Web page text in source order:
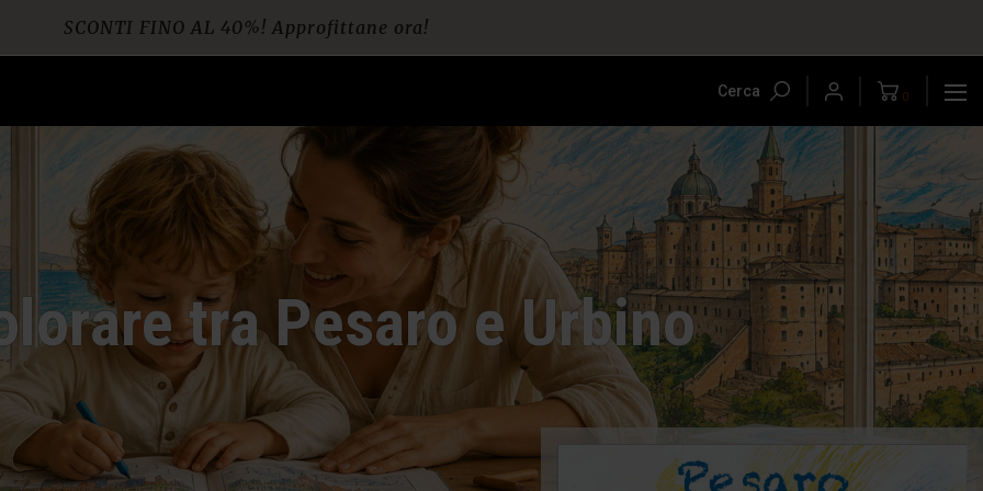
SCONTI FINO AL 40%! Approfittane ora!
Cerca 0
tra Pesaro e Urbino